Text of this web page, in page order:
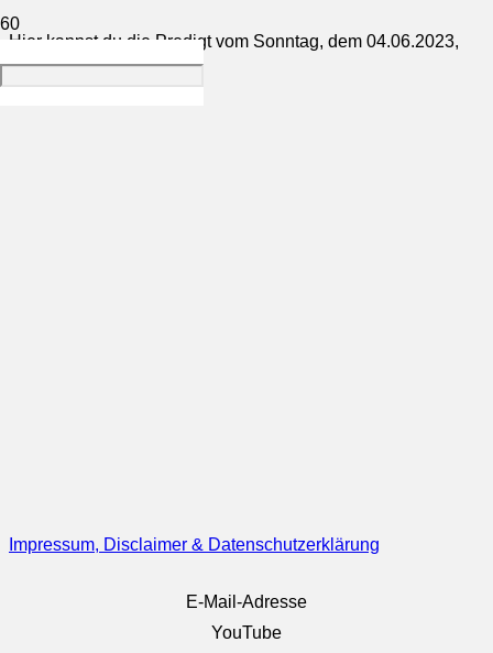
Hier kannst du die Predigt vom Sonntag, dem 04.06.2023,
anschauen.
Impressum, Disclaimer & Datenschutzerklärung
E-Mail-Adresse
YouTube